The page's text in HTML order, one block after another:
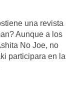
una revista
Aunque a los
No Joe, no
participara en la